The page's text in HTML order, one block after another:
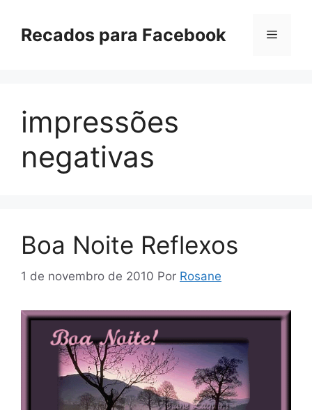
paraRecados para Facebook Menu
impressões
negativas
Boa Noite Reflexos
1 de novembro de 2010 Por Rosane